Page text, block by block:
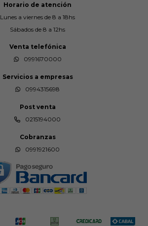
Horario de atención
Lunes a viernes de 8 a 18hs
Sábados de 8 a 12hs
Venta telefónica
0991670000
Servicios a empresas
0994315698
Post venta
0215194000
Cobranzas
0991921600